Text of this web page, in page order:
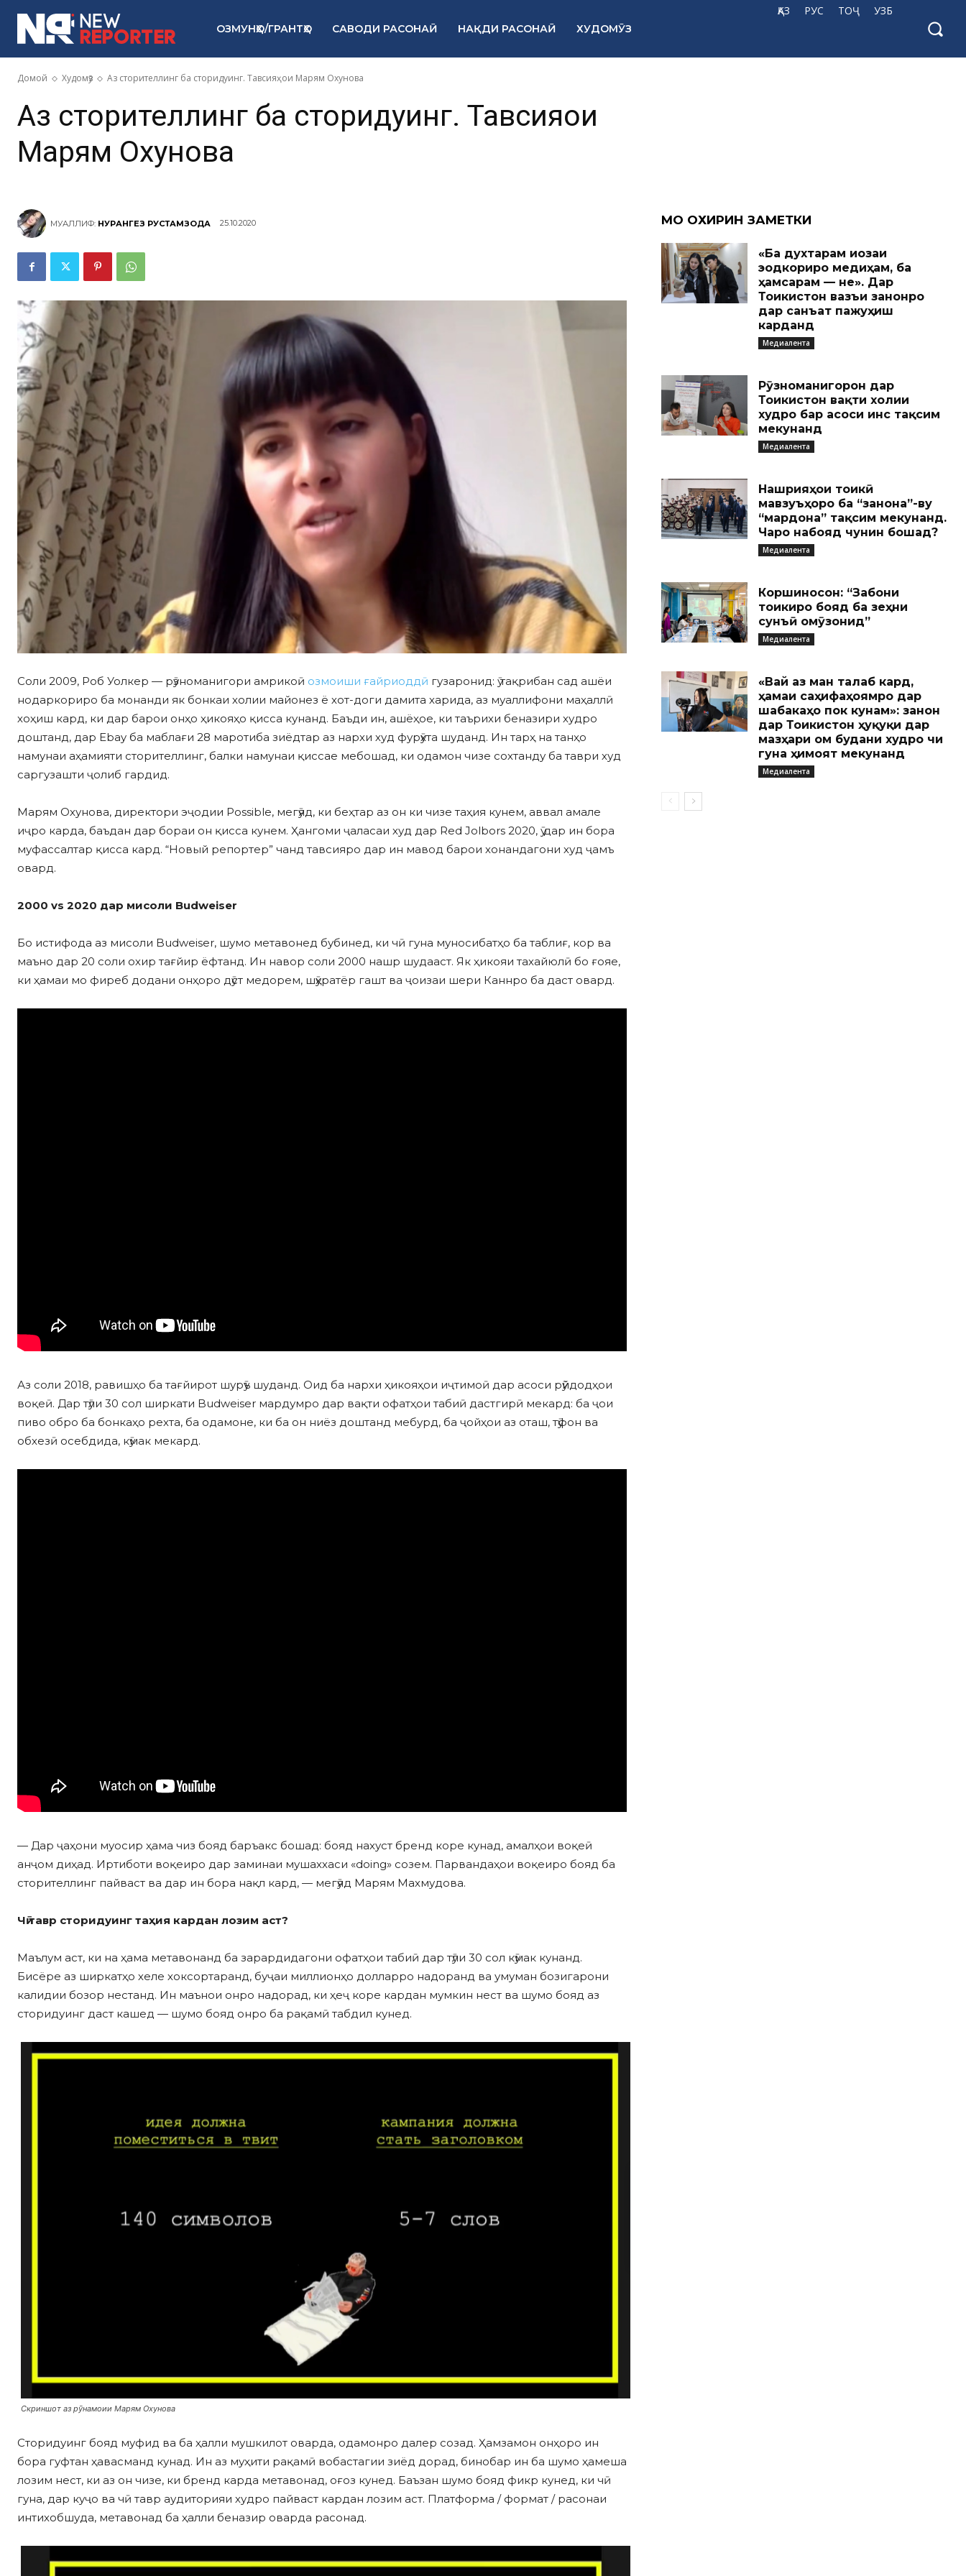
ҚАЗ РУС ТОҶ УЗБ
ОЗМУНҲО/ГРАНТҲО САВОДИ РАСОНАӢ НАҚДИ РАСОНАӢ ХУДОМӮЗ
Домой Худомӯз Аз сторителлинг ба сторидуинг. Тавсияҳои Марям Охунова
Аз сторителлинг ба сторидуинг. Тавсияҳои
Марям Охунова
МУАЛЛИФ: НУРАНГЕЗ РУСТАМЗОДА 25.10.2020
Соли 2009, Роб Уолкер — рӯзноманигори амрикоӣ озмоиши ғайриоддӣ гузаронид: ӯ тақрибан сад ашёи
нодаркориро ба монанди як бонкаи холии майонез ё хот-доги дамита харида, аз муаллифони маҳаллӣ
хоҳиш кард, ки дар барои онҳо ҳикояҳо қисса кунанд. Баъди ин, ашёҳое, ки таърихи беназири худро
доштанд, дар Ebay ба маблағи 28 маротиба зиёдтар аз нархи худ фурӯхта шуданд. Ин тарҳ на танҳо
намунаи аҳамияти сторителлинг, балки намунаи қиссае мебошад, ки одамон чизе сохтанду ба таври худ
саргузашти ҷолиб гардид.
Марям Охунова, директори эҷодии Possible, мегӯяд, ки беҳтар аз он ки чизе таҳия кунем, аввал амале
иҷро карда, баъдан дар бораи он қисса кунем. Ҳангоми ҷаласаи худ дар Red Jolbors 2020, ӯ дар ин бора
муфассалтар қисса кард. “Новый репортер” чанд тавсияро дар ин мавод барои хонандагони худ ҷамъ
овард.
2000 vs 2020 дар мисоли Budweiser
Бо истифода аз мисоли Budweiser, шумо метавонед бубинед, ки чӣ гуна муносибатҳо ба таблиғ, кор ва
маъно дар 20 соли охир тағйир ёфтанд. Ин навор соли 2000 нашр шудааст. Як ҳикояи тахайюлӣ бо ғояе,
ки ҳамаи мо фиреб додани онҳоро дӯст медорем, шӯҳратёр гашт ва ҷоизаи шери Каннро ба даст овард.
Аз соли 2018, равишҳо ба тағйирот шурӯъ шуданд. Оид ба нархи ҳикояҳои иҷтимоӣ дар асоси рӯйдодҳои
воқеӣ. Дар тӯли 30 сол ширкати Budweiser мардумро дар вақти офатҳои табиӣ дастгирӣ мекард: ба ҷои
пиво обро ба бонкаҳо рехта, ба одамоне, ки ба он ниёз доштанд мебурд, ба ҷойҳои аз оташ, тӯфон ва
обхезӣ осебдида, кӯмак мекард.
— Дар ҷаҳони муосир ҳама чиз бояд баръакс бошад: бояд нахуст бренд коре кунад, амалҳои воқеӣ
анҷом диҳад. Иртиботи воқеиро дар заминаи мушаххаси «doing» созем. Парвандаҳои воқеиро бояд ба
сторителлинг пайваст ва дар ин бора нақл кард, — мегӯяд Марям Махмудова.
Чӣ тавр сторидуинг таҳия кардан лозим аст?
Маълум аст, ки на ҳама метавонанд ба зарардидагони офатҳои табиӣ дар тӯли 30 сол кӯмак кунанд.
Бисёре аз ширкатҳо хеле хоксортаранд, буҷаи миллионҳо долларро надоранд ва умуман бозигарони
калидии бозор нестанд. Ин маънои онро надорад, ки ҳеҷ коре кардан мумкин нест ва шумо бояд аз
сторидуинг даст кашед — шумо бояд онро ба рақамӣ табдил кунед.
Скриншот аз рӯнамоии Марям Охунова
Сторидуинг бояд муфид ва ба ҳалли мушкилот оварда, одамонро далер созад. Ҳамзамон онҳоро ин
бора гуфтан ҳавасманд кунад. Ин аз муҳити рақамӣ вобастагии зиёд дорад, бинобар ин ба шумо ҳамеша
лозим нест, ки аз он чизе, ки бренд карда метавонад, оғоз кунед. Баъзан шумо бояд фикр кунед, ки чӣ
гуна, дар куҷо ва чӣ тавр аудиторияи худро пайваст кардан лозим аст. Платформа / формат / расонаи
интихобшуда, метавонад ба ҳалли беназир оварда расонад.
МО ОХИРИН ЗАМЕТКИ
«Ба духтарам иҷозаи
эҷодкориро медиҳам, ба
ҳамсарам — не». Дар
Тоҷикистон вазъи занонро
дар санъат пажуҳиш
карданд
Медиалента
Рӯзноманигорон дар
Тоҷикистон вақти холии
худро бар асоси ҷинс тақсим
мекунанд
Медиалента
Нашрияҳои тоҷикӣ
мавзуъҳоро ба “занона”-ву
“мардона” тақсим мекунанд.
Чаро набояд чунин бошад?
Медиалента
Коршиносон: “Забони
тоҷикиро бояд ба зеҳни
сунъӣ омӯзонид”
Медиалента
«Вай аз ман талаб кард,
ҳамаи саҳифаҳоямро дар
шабакаҳо пок кунам»: занон
дар Тоҷикистон ҳуқуқи дар
мазҳари ом будани худро чи
гуна ҳимоят мекунанд
Медиалента